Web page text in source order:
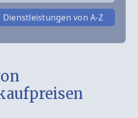
Dienstleistungen von A-Z